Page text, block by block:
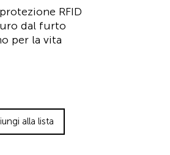
RFID
dal furto
per la vita
alla lista